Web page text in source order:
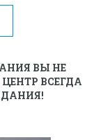
ВЫ НЕ
ВСЕГДА